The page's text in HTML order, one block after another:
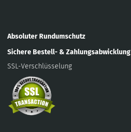
Absoluter Rundumschutz
Sichere Bestell- & Zahlungsabwicklung
SSL-Verschlüsselung